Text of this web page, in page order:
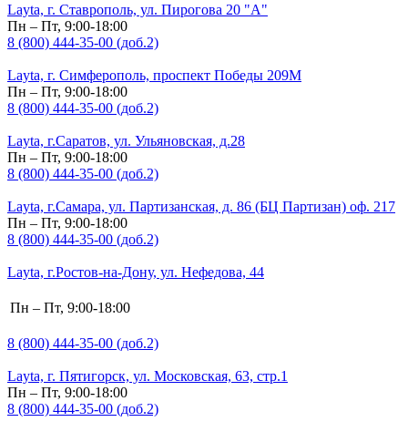
Layta, г. Ставрополь, ул. Пирогова 20 "А"
Пн – Пт, 9:00-18:00
8 (800) 444-35-00 (доб.2)
Layta, г. Симферополь, проспект Победы 209М
Пн – Пт, 9:00-18:00
8 (800) 444-35-00 (доб.2)
Layta, г.Саратов, ул. Ульяновская, д.28
Пн – Пт, 9:00-18:00
8 (800) 444-35-00 (доб.2)
Layta, г.Самара, ул. Партизанская, д. 86 (БЦ Партизан) оф. 217
Пн – Пт, 9:00-18:00
8 (800) 444-35-00 (доб.2)
Layta, г.Ростов-на-Дону, ул. Нефедова, 44
Пн – Пт, 9:00-18:00
8 (800) 444-35-00 (доб.2)
Layta, г. Пятигорск, ул. Московская, 63, стр.1
Пн – Пт, 9:00-18:00
8 (800) 444-35-00 (доб.2)